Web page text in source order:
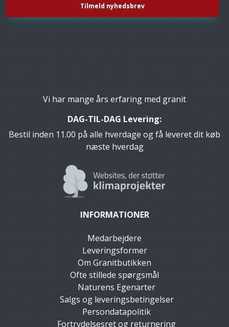
Vi har mange års erfaring med granit
DAG-TIL-DAG Levering:
Bestil inden 11.00 på alle hverdage og få leveret dit køb
næste hverdag
INFORMATIONER
Medarbejdere
Leveringsformer
Om Granitbutikken
Ofte stillede spørgsmål
Naturens Egenarter
Salgs og leveringsbetingelser
Persondatapolitik
Fortrydelsesret og returnering